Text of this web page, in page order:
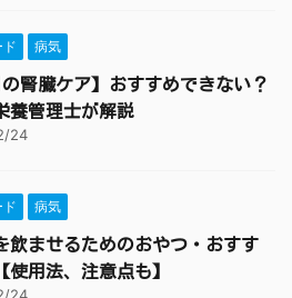
ド 病気
の腎臓ケア】おすすめできない？
養管理士が解説
24
ド 病気
飲ませるためのおやつ・おすす
使用法、注意点も】
24